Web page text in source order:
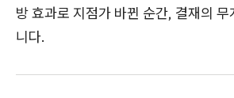
방 효과로 지점가 바뀐 순간, 결재의
니다.